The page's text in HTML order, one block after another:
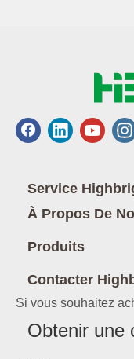
Service
À Propos De
Produits
Contacter
Si vous souhaitez
Obtenir une